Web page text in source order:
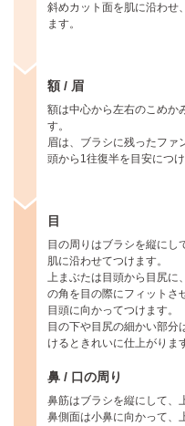
斜めカット面を肌に沿わせ
ます。
額 / 眉
額は中心から左右のこめか
す。
眉は、ブラシに残ったファ
頭から1往復半を目安につけ
目
目の周りはブラシを縦にし
肌に沿わせてつけます。
上まぶたは目頭から目尻に
の角を目の際にフィットさ
目頭に向かってつけます。
目の下や目尻の細かい部分
けるときれいに仕上がりま
鼻 / 口の周り
鼻筋はブラシを縦にして、
鼻側面は小鼻に向かって、